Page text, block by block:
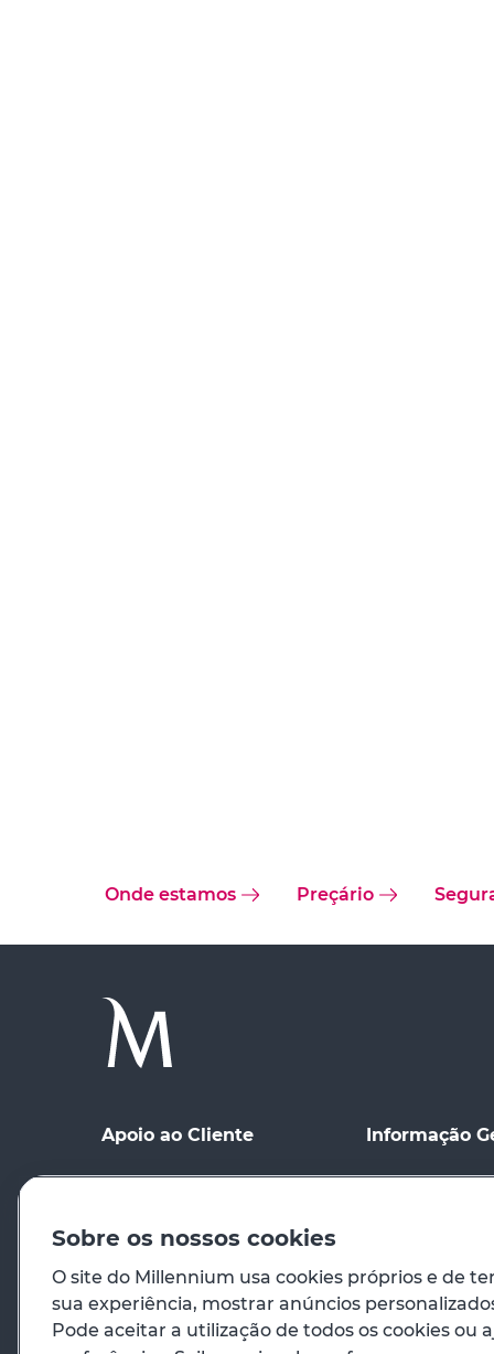
Onde estamos Preçário
Apoio ao Cliente
Ponto de contacto
Preçário
Em caso de emergência
Informação
Condições
Condições de
Princípios
Venda de
Sobre os nossos cookies
O site do Millennium usa cookies próprios e de
sua experiência, mostrar anúncios
Pode aceitar a utilização de todos os cookies ou